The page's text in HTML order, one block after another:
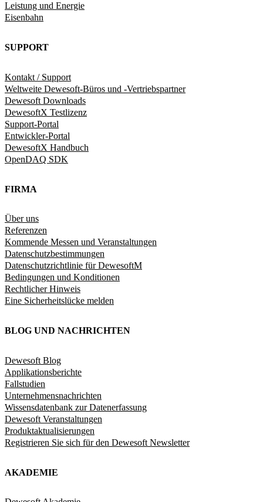
Leistung und Energie
Eisenbahn
SUPPORT
Kontakt / Support
Weltweite Dewesoft-Büros und -Vertriebspartner
Dewesoft Downloads
DewesoftX Testlizenz
Support-Portal
Entwickler-Portal
DewesoftX Handbuch
OpenDAQ SDK
FIRMA
Über uns
Referenzen
Kommende Messen und Veranstaltungen
Datenschutzbestimmungen
Datenschutzrichtlinie für DewesoftM
Bedingungen und Konditionen
Rechtlicher Hinweis
Eine Sicherheitslücke melden
BLOG UND NACHRICHTEN
Dewesoft Blog
Applikationsberichte
Fallstudien
Unternehmensnachrichten
Wissensdatenbank zur Datenerfassung
Dewesoft Veranstaltungen
Produktaktualisierungen
Registrieren Sie sich für den Dewesoft Newsletter
AKADEMIE